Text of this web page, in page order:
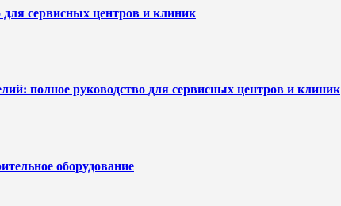
сервисных центров и клиник
полное руководство для сервисных центров и клиник
оборудование